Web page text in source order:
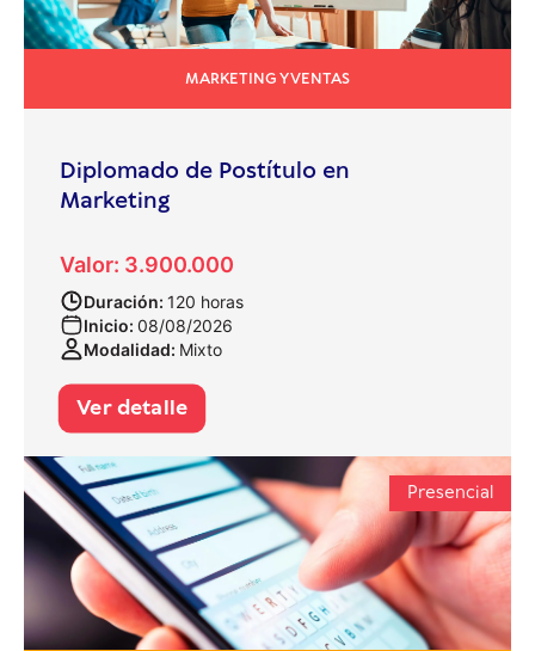
MARKETING Y VENTAS
Diplomado de Postítulo en
Marketing
Valor: 3.900.000
Duración: 120 horas
Inicio: 08/08/2026
Modalidad: Mixto
Ver detalle
Presencial